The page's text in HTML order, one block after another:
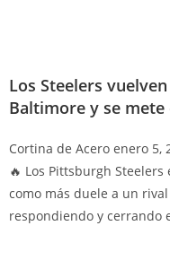
Los Steelers
Baltimore y se mete
Cortina de Acero enero 5,
🔥 Los Pittsburgh
como más duele a un
respondiendo y cerrando